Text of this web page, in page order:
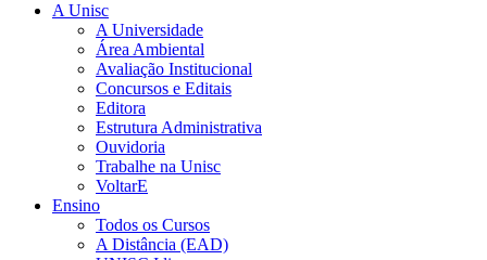
A Unisc
A Universidade
Área Ambiental
Avaliação Institucional
Concursos e Editais
Editora
Estrutura Administrativa
Ouvidoria
Trabalhe na Unisc
VoltarE
Ensino
Todos os Cursos
A Distância (EAD)